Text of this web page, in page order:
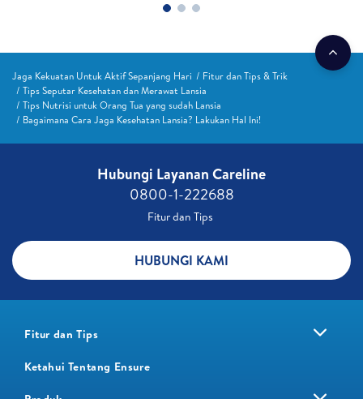
Jaga Kekuatan Untuk Aktif Sepanjang Hari
Fitur dan Tips & Trik
Tips Seputar Kesehatan dan Merawat Lansia
Tips Nutrisi untuk Orang Tua yang sudah Lansia
Bagaimana Cara Jaga Kesehatan Lansia? Lakukan Hal Ini!
Hubungi Layanan Careline​
0800-1-222688​
Fitur dan Tips ​
HUBUNGI KAMI
Fitur dan Tips
Ketahui Tentang Ensure